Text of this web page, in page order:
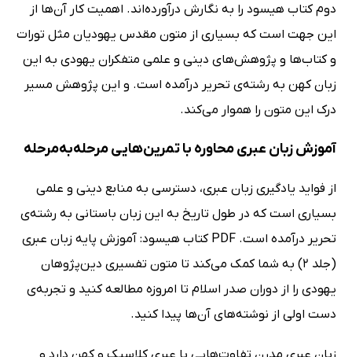
دوم کتاب هیسود را به نگارش درآورده‌اند. اهمیت کار آن‌ها از
این جهت است که بسیاری از متون مقدس یهودیان مثل تورات
و کتاب‌ها و پژوهش‌های دینی و علمی متفکران یهودی به این
زبان کهن به رشته‌ی تحریر درآمده است. و این پژوهش مسیر
درک این متون را هموار می‌کند.
آموزش زبان عبری محاوره با تمرین‌هایی مرحله‌به‌مرحله
از فواید یادگیری زبان عبری، دسترسی به منابع دینی و علمی
بسیاری است که در طول تاریخ به این زبان باستانی به رشته‌ی
تحریر درآمده است. PDF کتاب هیسود: آموزش پایه زبان عبری
(جلد 2) به شما کمک می‌کند تا متون تفسیری دین‌پژوهان
یهودی را از دوران صدر اسلام تا امروزه مطالعه کنید و تجربه‌ی
دست اولی از نوشته‌های آن‌ها پیدا کنید.